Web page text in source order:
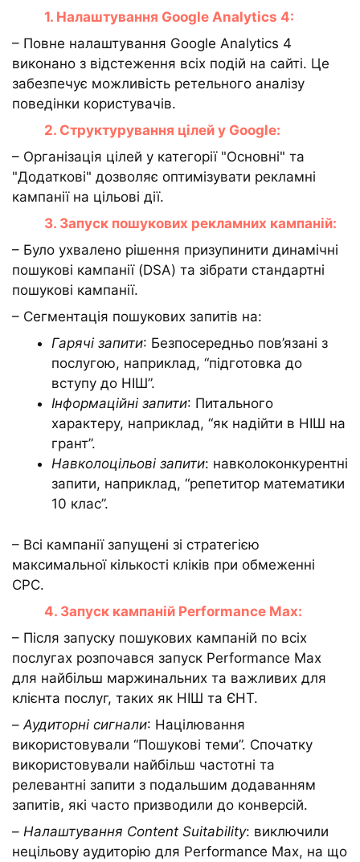
1. Налаштування Google Analytics 4:
– Повне налаштування Google Analytics 4
виконано з відстеження всіх подій на сайті. Це
забезпечує можливість ретельного аналізу
поведінки користувачів.
2. Структурування цілей у Google:
– Організація цілей у категорії "Основні" та
"Додаткові" дозволяє оптимізувати рекламні
кампанії на цільові дії.
3. Запуск пошукових рекламних кампаній:
– Було ухвалено рішення призупинити динамічні
пошукові кампанії (DSA) та зібрати стандартні
пошукові кампанії.
– Сегментація пошукових запитів на:
Гарячі запити: Безпосередньо пов’язані з
послугою, наприклад, “підготовка до
вступу до НІШ”.
Інформаційні запити: Питального
характеру, наприклад, “як надійти в НІШ на
грант”.
Навколоцільові запити: навколоконкурентні
запити, наприклад, “репетитор математики
10 клас”.
– Всі кампанії запущені зі стратегією
максимальної кількості кліків при обмеженні
CPC.
4. Запуск кампаній Performance Max:
– Після запуску пошукових кампаній по всіх
послугах розпочався запуск Performance Max
для найбільш маржинальних та важливих для
клієнта послуг, таких як НІШ та ЄНТ.
– Аудиторні сигнали: Націлювання
використовували “Пошукові теми”. Спочатку
використовували найбільш частотні та
релевантні запити з подальшим додаванням
запитів, які часто призводили до конверсій.
– Налаштування Content Suitability: виключили
нецільову аудиторію для Performance Max, на що